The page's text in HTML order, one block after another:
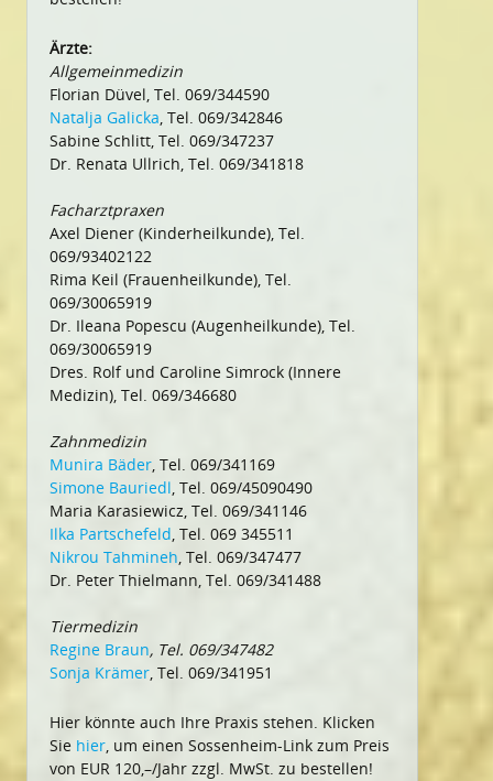
Ärzte:
Allgemeinmedizin
Florian Düvel, Tel. 069/344590
Natalja Galicka, Tel. 069/342846
Sabine Schlitt, Tel. 069/347237
Dr. Renata Ullrich, Tel. 069/341818
Facharztpraxen
Axel Diener (Kinderheilkunde), Tel.
069/93402122
Rima Keil (Frauenheilkunde), Tel.
069/30065919
Dr. Ileana Popescu (Augenheilkunde), Tel.
069/30065919
Dres. Rolf und Caroline Simrock (Innere
Medizin), Tel. 069/346680
Zahnmedizin
Munira Bäder, Tel. 069/341169
Simone Bauriedl, Tel. 069/45090490
Maria Karasiewicz, Tel. 069/341146
Ilka Partschefeld, Tel. 069 345511
Nikrou Tahmineh, Tel. 069/347477
Dr. Peter Thielmann, Tel. 069/341488
Tiermedizin
Regine Braun, Tel. 069/347482
Sonja Krämer, Tel. 069/341951
Hier könnte auch Ihre Praxis stehen. Klicken
Sie hier, um einen Sossenheim-Link zum Preis
von EUR 120,–/Jahr zzgl. MwSt. zu bestellen!